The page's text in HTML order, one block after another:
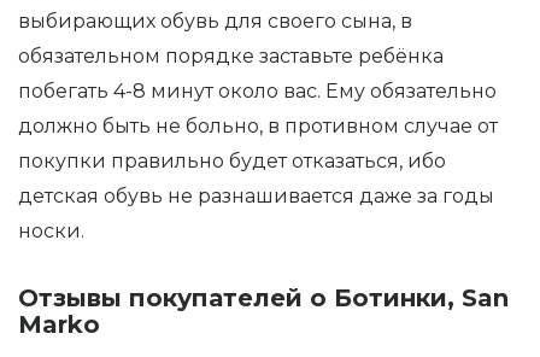
выбирающих обувь для своего сына, в
обязательном порядке заставьте ребёнка
побегать 4-8 минут около вас. Ему обязательно
должно быть не больно, в противном случае от
покупки правильно будет отказаться, ибо
детская обувь не разнашивается даже за годы
носки.
Отзывы покупателей о Ботинки, San
Marko